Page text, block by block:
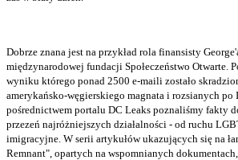
Dobrze znana jest na przykład rola finansisty
międzynarodowej fundacji Społeczeństwo Otwarte.
wyniku którego ponad 2500 e-maili zostało
amerykańsko-węgierskiego magnata i rozsianych po
pośrednictwem portalu DC Leaks poznaliśmy fakty
przezeń najróżniejszych działalności - od ruchu
imigracyjne. W serii artykułów ukazujących się na
Remnant", opartych na wspomnianych